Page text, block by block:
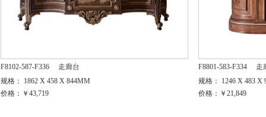
F8102-587-F336
走廊台
规格： 1862 X 458 X 844MM
价格：￥43,719
F8801-583-F334
走
规格： 1246 X 483 X
价格：￥21,849